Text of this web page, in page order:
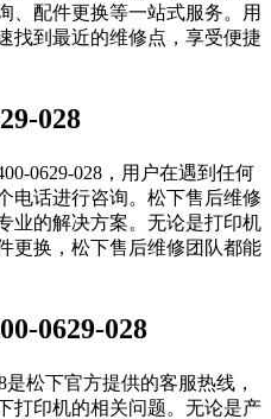
、配件更换等一站式服务。用
找到最近的维修点，享受便捷
028
0629-028，用户在遇到任何
电话进行咨询。松下售后维修
业的解决方案。无论是打印机
更换，松下售后维修团队都能
0629-028
是松下官方提供的客服热线，
打印机的相关问题。无论是产